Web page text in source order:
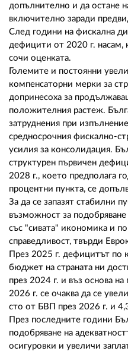
допълнително и да остане
включително заради
След години на фискална
дефицити от 2020 г. насам,
сочи оценката.
Големите и постоянни
компенсаторни мерки за
допринесоха за
положителния растеж.
затруднения при
средносрочния фискално-
усилия за консолидация.
структурен първичен
2028 г., което предполага
процентни пункта, се
За да се запазят стабилни
възможност за
със "сивата" икономика и
справедливост, твърди
През 2025 г. дефицитът по
бюджет на страната ни
през 2024 г. и въз основа
2026 г. се очаква да се
сто от БВП през 2026 г. и
През последните години
подобряване на
осигуровки и увеличи